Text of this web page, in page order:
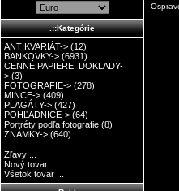
.::Kategórie
ANTIKVARIÁT-> (12)
BANKOVKY-> (6931)
CENNÉ PAPIERE, DOKLADY-
> (3)
FOTOGRAFIE-> (278)
MINCE-> (409)
PLAGÁTY-> (427)
POHĽADNICE-> (64)
Portréty podľa fotografie (8)
ZNÁMKY-> (640)
Zľavy ...
Nový tovar ...
Všetok tovar ...